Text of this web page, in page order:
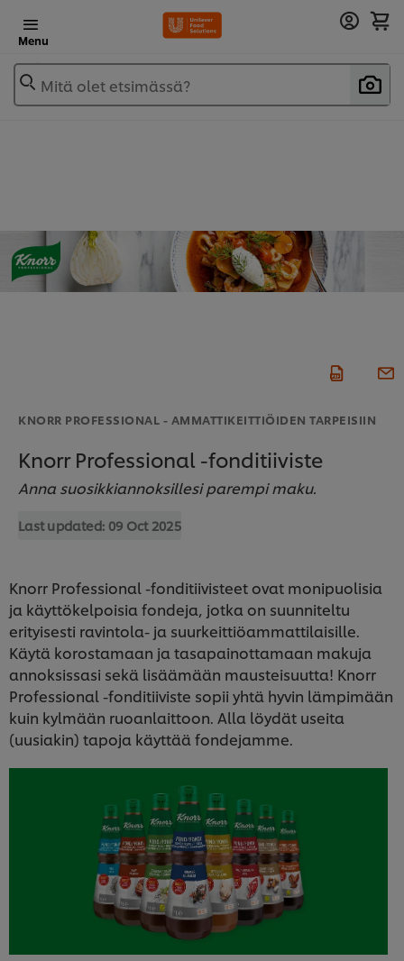
Menu
Mitä olet etsimässä?
KNORR PROFESSIONAL - AMMATTIKEITTIÖIDEN TARPEISIIN
Knorr Professional -fonditiiviste
Anna suosikkiannoksillesi parempi maku.
Last updated: 09 Oct 2025
Knorr Professional -fonditiivisteet ovat monipuolisia
ja käyttökelpoisia fondeja, jotka on suunniteltu
erityisesti ravintola- ja suurkeittiöammattilaisille.
Käytä korostamaan ja tasapainottamaan makuja
annoksissasi sekä lisäämään mausteisuutta! Knorr
Professional -fonditiiviste sopii yhtä hyvin lämpimään
kuin kylmään ruoanlaittoon. Alla löydät useita
(uusiakin) tapoja käyttää fondejamme.